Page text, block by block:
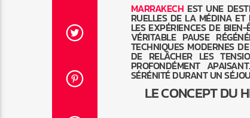
MARRAKECH EST UNE
RUELLES DE LA MÉDINA ET
LES EXPÉRIENCES DE
VÉRITABLE PAUSE
TECHNIQUES MODERNES
DE RELÂCHER LES
PROFONDÉMENT
SÉRÉNITÉ DURANT UN
LE CONCEPT DU